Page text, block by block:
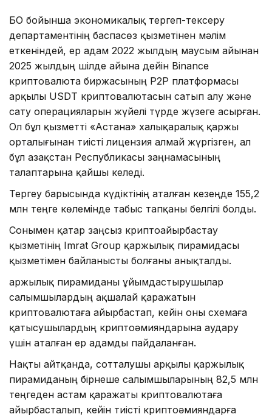
БҚО бойынша экономикалық тергеп-тексеру
департаментінің баспасөз қызметінен мәлім
еткеніндей, ер адам 2022 жылдың маусым айынан
2025 жылдың шілде айына дейін Binance
криптовалюта биржасының P2P платформасы
арқылы USDT криптовалютасын сатып алу және
сату операцияларын жүйелі түрде жүзеге асырған.
Ол бұл қызметті «Астана» халықаралық қаржы
орталығынан тиісті лицензия алмай жүргізген, ал
бұл Қазақстан Республикасы заңнамасының
талаптарына қайшы келеді.
Тергеу барысында күдіктінің аталған кезеңде 155,2
млн теңге көлемінде табыс тапқаны белгілі болды.
Сонымен қатар заңсыз криптоайырбастау
қызметінің Imrat Group қаржылық пирамидасы
қызметімен байланысты болғаны анықталды.
Қаржылық пирамиданы ұйымдастырушылар
салымшылардың ақшалай қаражатын
криптовалютаға айырбастап, кейін оны схемаға
қатысушылардың криптоәмияндарына аудару
үшін аталған ер адамды пайдаланған.
Нақты айтқанда, сотталушы арқылы қаржылық
пирамиданың бірнеше салымшыларының 82,5 млн
теңгеден астам қаражаты криптовалютаға
айырбасталып, кейін тиісті криптоәмияндарға